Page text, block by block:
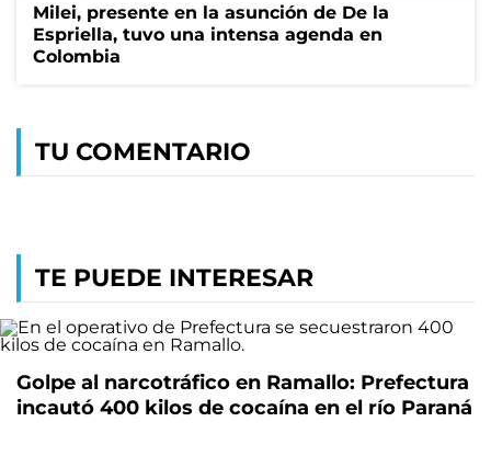
Milei, presente en la asunción de De la
Espriella, tuvo una intensa agenda en
Colombia
TU COMENTARIO
TE PUEDE INTERESAR
Golpe al narcotráfico en Ramallo: Prefectura
incautó 400 kilos de cocaína en el río Paraná